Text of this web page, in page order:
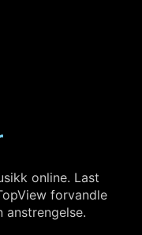
online. Last
forvandle